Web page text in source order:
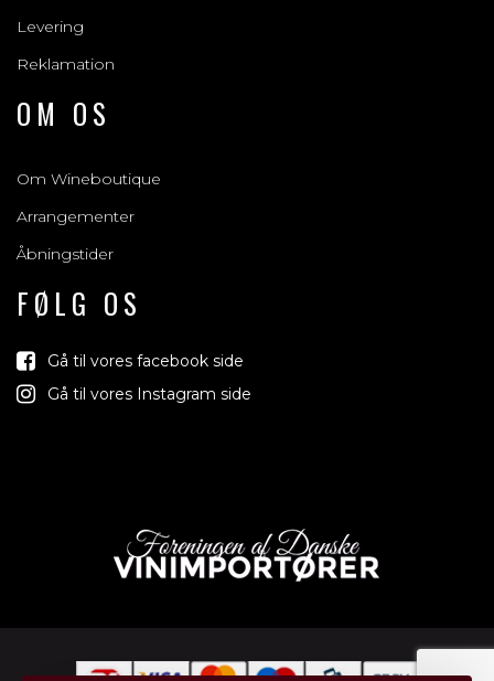
Levering
Reklamation
OM OS
Om Wineboutique
Arrangementer
Åbningstider
FØLG OS
Gå til vores facebook side
Gå til vores Instagram side